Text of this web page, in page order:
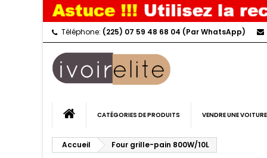
Téléphone: (225) 07 59 48 68 04 (Par WhatsApp)
CATÉGORIES DE PRODUITS VENDRE UNE VOITURE
Accueil Four grille-pain 800W/10L